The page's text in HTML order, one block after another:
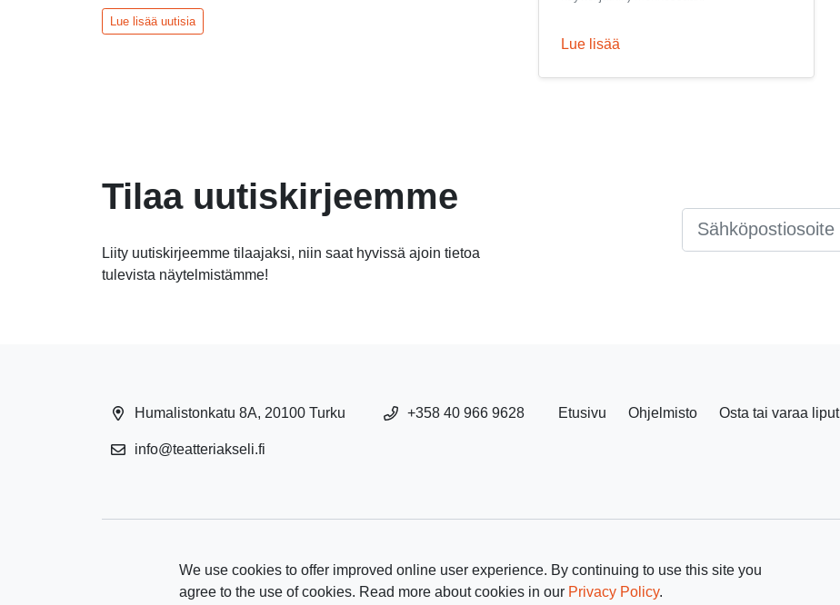
We use cookies to offer improved online user experience. By continuing to use this site you
agree to the use of cookies. Read more about cookies in our Privacy Policy.
Lue lisää uutisia
Lue lisää
Tilaa uutiskirjeemme
Liity uutiskirjeemme tilaajaksi, niin saat hyvissä ajoin tietoa
tulevista näytelmistämme!
Humalistonkatu 8A, 20100 Turku +358 40 966 9628
info@teatteriakseli.fi
Etusivu Ohjelmisto Osta tai varaa liput